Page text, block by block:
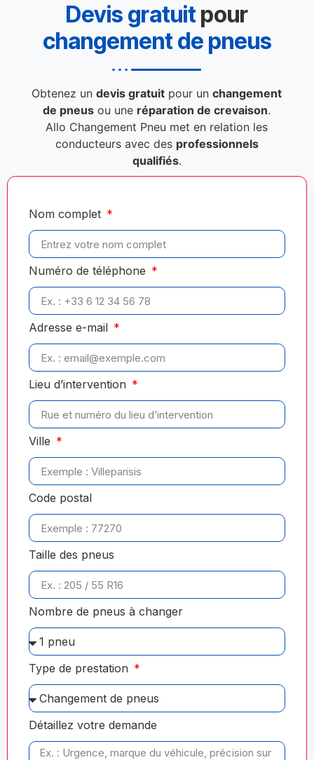
Devis gratuitpour
changement de pneus
Obtenez undevis gratuit pour unchangement
de pneus ou une réparation de crevaison.
Allo Changement Pneu met en relation les
conducteurs avec des professionnels
qualifiés.
Nom complet
Numéro de téléphone
Adresse e-mail
Lieu d’intervention
Ville
Code postal
Taille des pneus
Nombre de pneus à changer
Type de prestation
Détaillez votre demande